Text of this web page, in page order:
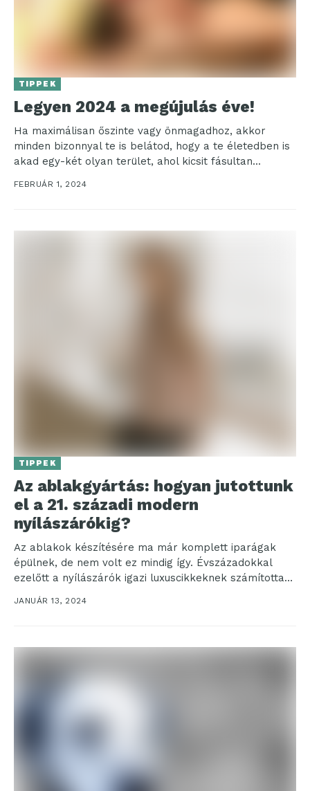
TIPPEK
Legyen 2024 a megújulás éve!
Ha maximálisan őszinte vagy önmagadhoz, akkor
minden bizonnyal te is belátod, hogy a te életedben is
akad egy-két olyan terület, ahol kicsit fásultan...
FEBRUÁR 1, 2024
TIPPEK
Az ablakgyártás: hogyan jutottunk
el a 21. századi modern
nyílászárókig?
Az ablakok készítésére ma már komplett iparágak
épülnek, de nem volt ez mindig így. Évszázadokkal
ezelőtt a nyílászárók igazi luxuscikkeknek számítottak,
amit csak...
JANUÁR 13, 2024